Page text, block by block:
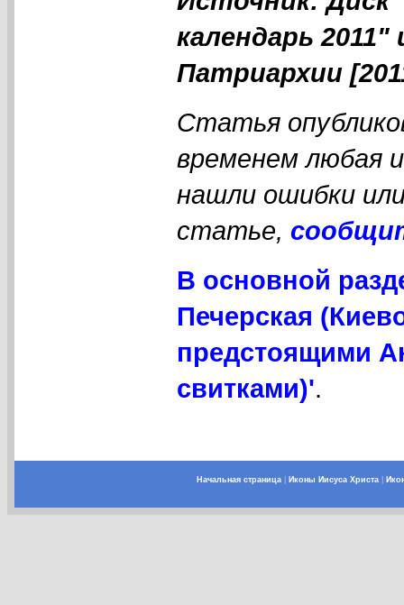
календарь
Патриархии
Статья
временем любая
нашли ошибки
статье,
В основной
Печерская
предстоящими
свитками)'.
Начальная страница| Иконы Иисуса Христа|